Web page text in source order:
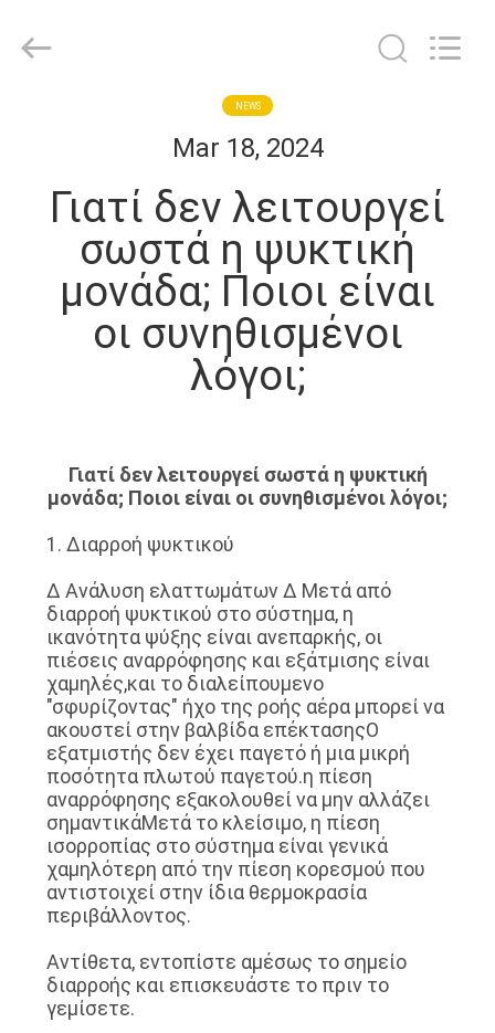
ΠΡΟΪΌΝΤΑ
ΕΜΦΆΝΙΣΗ
ΓΎΡΟΣ
ΕΡΓΟΣΤΑΣΊΩΝ
ΠΟΙΟΤΙΚΌΣ
ΈΛΕΓΧΟΣ
ΜΑΣ
ΕΛΆΤΕ
ΕΠΑΦΉ
ΕΙΔΉΣΕΙΣ
ΠΕΡΙΠΤΏΣΕΙΣ
NEWS
Mar 18, 2024
Γιατί δεν λειτουργεί
σωστά η ψυκτική
μονάδα; Ποιοι είναι
οι συνηθισμένοι
λόγοι;
Γιατί δεν λειτουργεί σωστά η ψυκτική
μονάδα; Ποιοι είναι οι συνηθισμένοι λόγοι;
1. Διαρροή ψυκτικού
∆ Ανάλυση ελαττωμάτων ∆ Μετά από
διαρροή ψυκτικού στο σύστημα, η
ικανότητα ψύξης είναι ανεπαρκής, οι
πιέσεις αναρρόφησης και εξάτμισης είναι
χαμηλές,και το διαλείπουμενο
"σφυρίζοντας" ήχο της ροής αέρα μπορεί να
ακουστεί στην βαλβίδα επέκτασηςΟ
εξατμιστής δεν έχει παγετό ή μια μικρή
ποσότητα πλωτού παγετού.η πίεση
αναρρόφησης εξακολουθεί να μην αλλάζει
σημαντικάΜετά το κλείσιμο, η πίεση
ισορροπίας στο σύστημα είναι γενικά
χαμηλότερη από την πίεση κορεσμού που
αντιστοιχεί στην ίδια θερμοκρασία
περιβάλλοντος.
Αντίθετα, εντοπίστε αμέσως το σημείο
διαρροής και επισκευάστε το πριν το
γεμίσετε.